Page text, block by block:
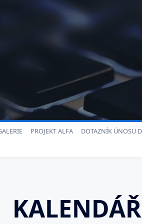
PROJEKT ALFA DOTAZNÍK ÚNOSU